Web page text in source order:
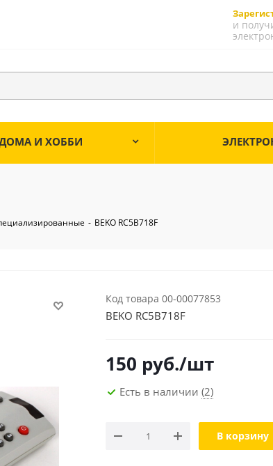
и
И ХОББИ
- BEKO RC5B718F
Код товара 00-00077853
BEKO RC5B718F
150 руб./шт
Есть в наличии (2)
В корзину